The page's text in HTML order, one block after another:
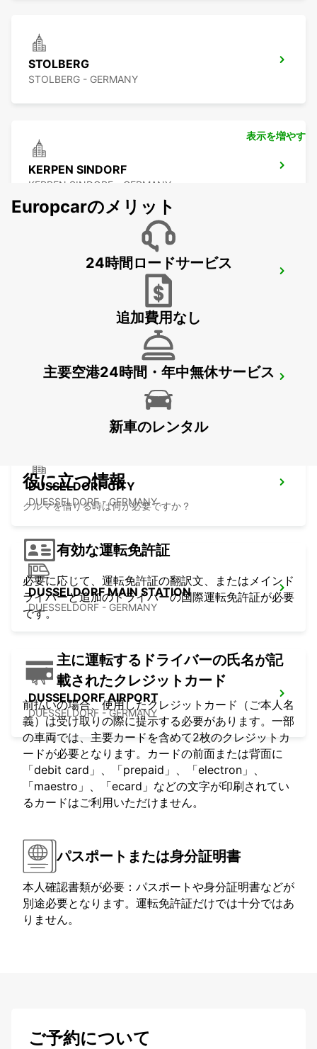
STOLBERG
STOLBERG - GERMANY
KERPEN SINDORF
KERPEN SINDORF - GERMANY
KREFELD
DUSSELDORF CITY
DUESSELDORF - GERMANY
DUSSELDORF MAIN STATION
DUESSELDORF - GERMANY
DUSSELDORF AIRPORT
DUESSELDORF - GERMANY
表示を増やす
Europcarのメリット
24時間ロードサービス
追加費用なし
主要空港24時間・年中無休サービス
新車のレンタル
役に立つ情報
クルマを借りる時は何が必要ですか？
有効な運転免許証
必要に応じて、運転免許証の翻訳文、またはメインド
ライバーと追加のドライバーの国際運転免許証が必要
です。
主に運転するドライバーの氏名が記
載されたクレジットカード
前払いの場合、使用したクレジットカード（ご本人名
義）は受け取りの際に提示する必要があります。一部
の車両では、主要カードを含めて2枚のクレジットカ
ードが必要となります。カードの前面または背面に
「debit card」、「prepaid」、「electron」、
「maestro」、「ecard」などの文字が印刷されてい
るカードはご利用いただけません。
パスポートまたは身分証明書
本人確認書類が必要：パスポートや身分証明書などが
別途必要となります。運転免許証だけでは十分ではあ
りません。
ご予約について